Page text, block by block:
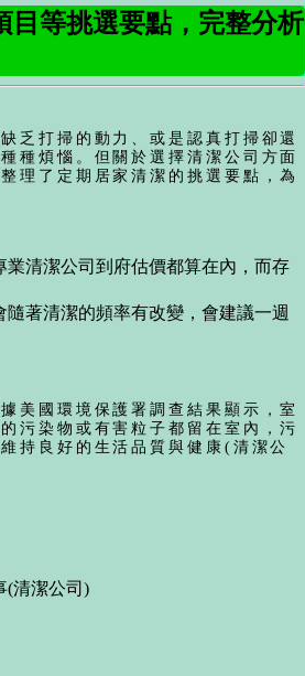
目等挑選要點，完整分析
乏打掃的動力、或是認真打掃卻還
種煩惱。但關於選擇清潔公司方面
理了定期居家清潔的挑選要點，為
清潔公司到府估價都算在內，而存
著清潔的頻率有改變，會建議一週
美國環境保護署調查結果顯示，室
污染物或有害粒子都留在室內，污
持良好的生活品質與健康(清潔公
(清潔公司 )